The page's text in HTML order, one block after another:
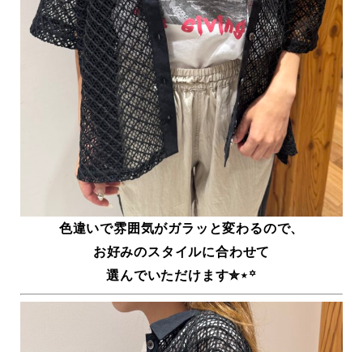
色違いで雰囲気がガラッと変わるので、
お好みのスタイルに合わせて
選んでいただけます✮⋆꙳